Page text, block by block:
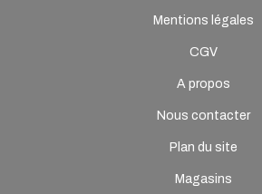
Mentions légales
CGV
A propos
Nous contacter
Plan du site
Magasins